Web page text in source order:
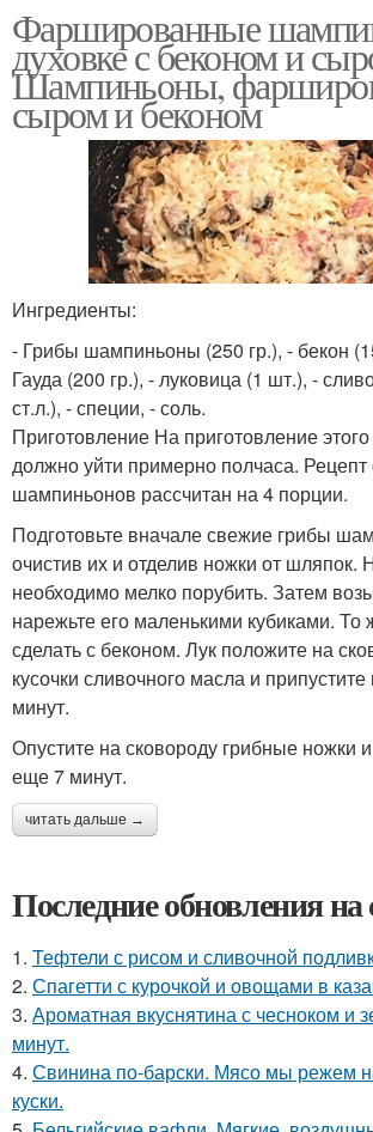
Фаршированные
духовке с беконом и
Шампиньоны,
сыром и беконом
Ингредиенты:
- Грибы шампиньоны (250 гр.), - бекон
Гауда (200 гр.), - луковица (1 шт.), -
ст.л.), - специи, - соль.
Приготовление На приготовление
должно уйти примерно полчаса.
шампиньонов рассчитан на 4 порции.
Подготовьте вначале свежие грибы
очистив их и отделив ножки от шляпок.
необходимо мелко порубить. Затем
нарежьте его маленькими кубиками.
сделать с беконом. Лук положите на
кусочки сливочного масла и припустите
минут.
Опустите на сковороду грибные ножки
еще 7 минут.
читать дальше →
Последние обновления на
1. Тефтели с рисом и сливочной
2. Спагетти с курочкой и овощами в
3. Ароматная вкуснятина с чесноком и
минут.
4. Свинина по-барски. Мясо мы режем
куски.